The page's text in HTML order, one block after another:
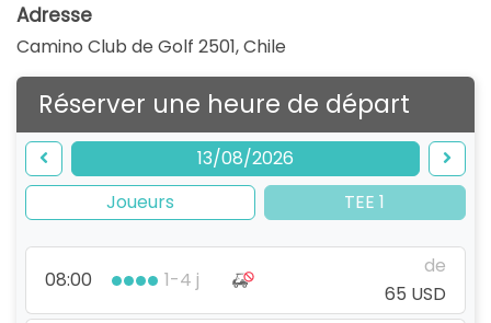
Adresse
Camino Club de Golf 2501,Chile
Réserver une heure de départ
13/08/2026
Joueurs
TEE 1
08:00 1-4 j
de
65 USD